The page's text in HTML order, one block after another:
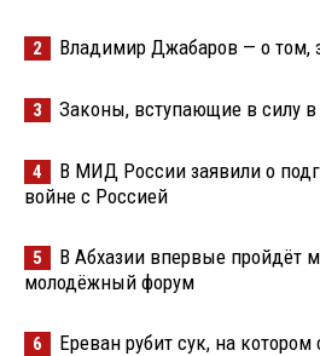
2 Владимир Джабаров — о том,
3 Законы, вступающие в силу в
4
В МИД России заявили о
войне с Россией
5
В Абхазии впервые пройдёт
молодёжный форум
6 Ереван рубит сук, на котором